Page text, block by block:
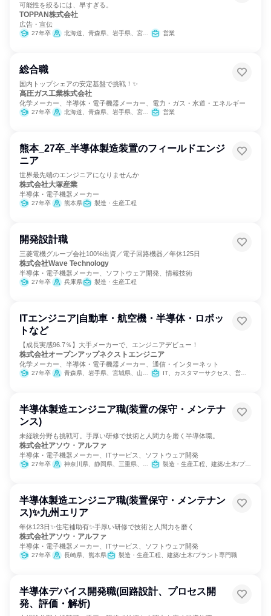
可能性を絞るには、早すぎる。
TOPPAN株式会社
広告・宣伝
27年卒 北海道、青森県、岩手県、宮城県、秋田県、山形県、福島県、茨城県、栃木県、群馬県、埼玉県、千葉県、東京都、神奈川県、新潟県、富山県、石川県、長野県、静岡県、愛知県、三重県、滋賀県、京都府、大阪府、兵庫県、島根県、岡山県、広島県、山口県、香川県、愛媛県、高知県、福岡県、佐賀県、長崎県、熊本県、大分県、宮崎県、鹿児島県、沖縄県 営業
総合職
国内トップシェアの安定基盤で挑戦！✨
高圧ガス工業株式会社
化学メーカー、半導体・電子機器メーカー、電力・ガス・水道・エネルギー
27年卒 北海道、青森県、岩手県、宮城県、福島県、茨城県、栃木県、群馬県、埼玉県、千葉県、東京都、神奈川県、新潟県、福井県、静岡県、愛知県、三重県、滋賀県、京都府、大阪府、兵庫県、和歌山県、岡山県、広島県、愛媛県、福岡県、長崎県、熊本県、大分県、宮崎県 営業
熊本_27卒_半導体製造装置のフィールドエンジ
ニア
世界最先端のエンジニアになりませんか
株式会社大塚産業
半導体・電子機器メーカー
27年卒 熊本県 製造・生産工程
開発設計職
三菱電機グループ会社100%出資／電子回路機器／年休125日
株式会社Wave Technology
半導体・電子機器メーカー、ソフトウェア開発、情報技術
27年卒 兵庫県 製造・生産工程
ITエンジニア|自動車・航空機・半導体・ロボッ
トなど
【成長実感96.7％】大手メーカーで、エンジニアデビュー！
株式会社オープンアップネクストエンジニア
化学メーカー、半導体・電子機器メーカー、通信・インターネット
27年卒 青森県、岩手県、宮城県、山形県、福島県、茨城県、栃木県、群馬県、埼玉県、千葉県、東京都、神奈川県、富山県、石川県、山梨県、長野県、岐阜県、静岡県、愛知県、三重県、滋賀県、京都府、大阪府、兵庫県、奈良県、岡山県、広島県、山口県、福岡県、佐賀県、長崎県、熊本県、大分県、鹿児島県 IT、カスタマーサクセス、営業、製造・生産工程
半導体製造エンジニア職(装置の保守・メンテナ
ンス)
未経験分野も挑戦可。手厚い研修で技術と人間力を磨く半導体職。
株式会社アソウ・アルファ
半導体・電子機器メーカー、ITサービス、ソフトウェア開発
27年卒 神奈川県、静岡県、三重県、京都府、広島県、長崎県、熊本県 製造・生産工程、建築/土木/プラント専門職
半導体製造エンジニア職(装置保守・メンテナン
ス)✨九州エリア
年休123日✨住宅補助有✨手厚い研修で技術と人間力を磨く
株式会社アソウ・アルファ
半導体・電子機器メーカー、ITサービス、ソフトウェア開発
27年卒 長崎県、熊本県 製造・生産工程、建築/土木/プラント専門職
半導体デバイス開発職(回路設計、プロセス開
発、評価・解析)